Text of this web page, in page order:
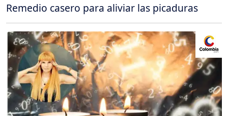
Remedio casero para aliviar las picaduras